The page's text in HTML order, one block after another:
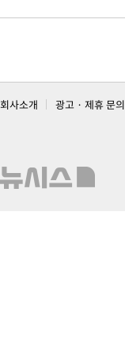
회사소개 광고 · 제휴 문의